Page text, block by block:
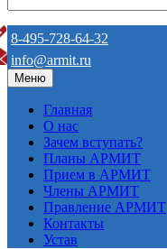
8-495-728-64-32
info@armit.ru
Меню
Главная
О нас
Зачем вступать?
Планы АРМИТ
Прием в АРМИТ
Члены АРМИТ
Правление АРМИТ
Контакты
Устав